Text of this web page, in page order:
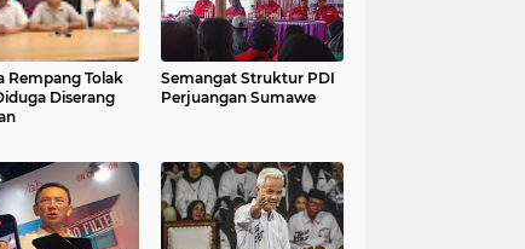
Rempang Tolak
Diserang
Semangat Struktur PDI
Perjuangan Sumawe